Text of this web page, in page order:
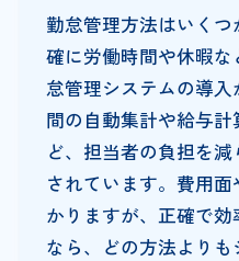
勤怠管理方法はいく
確に労働時間や休暇
怠管理システムの導
間の自動集計や給与
ど、担当者の負担を
されています。費用
かりますが、正確で
なら、どの方法より